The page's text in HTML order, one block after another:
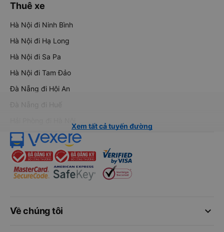
Thuê xe
Hà Nội đi Ninh Bình
Hà Nội đi Hạ Long
Hà Nội đi Sa Pa
Hà Nội đi Tam Đảo
Đà Nẵng đi Hội An
Đà Nẵng đi Huế
Xem tất cả tuyến đường
keyboard_arrow_down
Về chúng tôi